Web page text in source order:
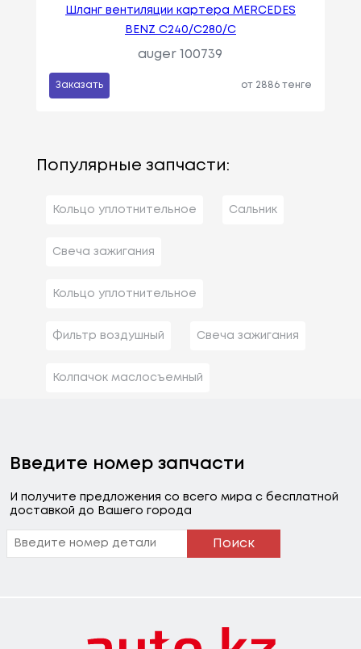
Шланг вентиляции картера MERCEDES
BENZ C240/С280/С
auger 100739
Заказать от 2886 тенге
Популярные запчасти:
Кольцо уплотнительное Сальник
Свеча зажигания
Кольцо уплотнительное
Фильтр воздушный Свеча зажигания
Колпачок маслосъемный
Введите номер запчасти
И получите предложения со всего мира с бесплатной
доставкой до Вашего города
Поиск